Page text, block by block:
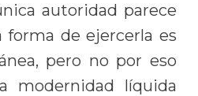
autoridad parece
forma de ejercerla es
pero no por eso
modernidad líquida